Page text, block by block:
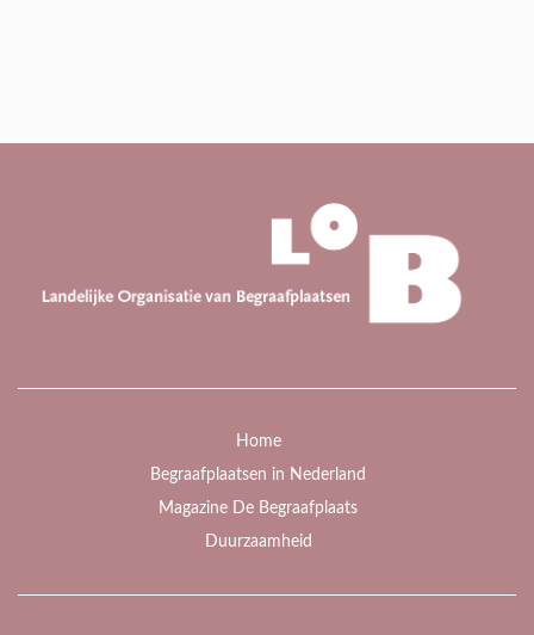
Home
Begraafplaatsen in Nederland
Magazine De Begraafplaats
Duurzaamheid